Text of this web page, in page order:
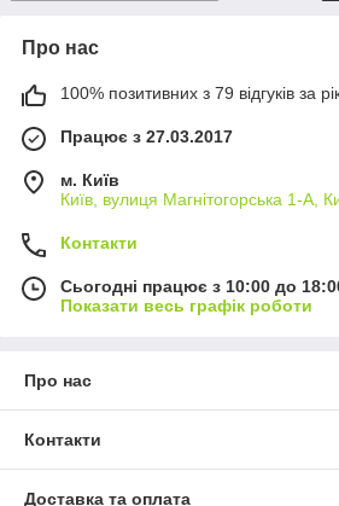
Про нас
100% позитивних з 79 відгуків за
Працює з 27.03.2017
м. Київ
Київ, вулиця Магнітогорська 1-А,
Контакти
Сьогодні працює з 10:00 до
Показати весь графік роботи
Про нас
Контакти
Доставка та оплата